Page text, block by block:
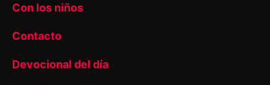
Con los niños
Contacto
Devocional del día